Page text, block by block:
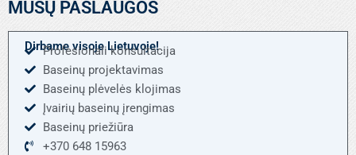
balta
MŪSŲ PASLAUGOS
Dirbame visoje Lietuvoje!
Profesionali konsultacija
Baseinų projektavimas
Baseinų plėvelės klojimas
Įvairių baseinų įrengimas
Baseinų priežiūra
+370 648 15963